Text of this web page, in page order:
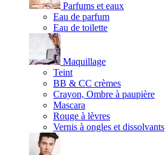
Parfums et eaux
Eau de parfum
Eau de toilette
Maquillage
Teint
BB & CC crèmes
Crayon, Ombre à paupière
Mascara
Rouge à lèvres
Vernis à ongles et dissolvants